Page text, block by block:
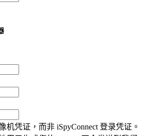
机凭证，而非 iSpyConnect 登录凭证。